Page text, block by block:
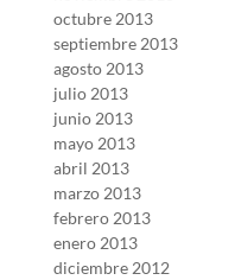
octubre 2013
septiembre 2013
agosto 2013
julio 2013
junio 2013
mayo 2013
abril 2013
marzo 2013
febrero 2013
enero 2013
diciembre 2012